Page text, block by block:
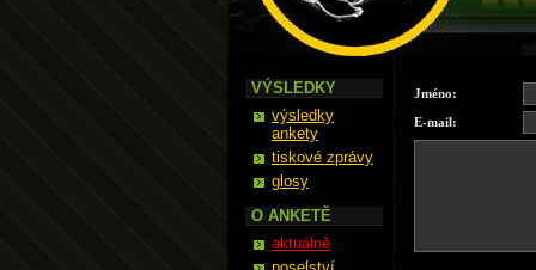
VÝSLEDKY
výsledky
ankety
tiskové zprávy
glosy
O ANKETĚ
aktuálně
Jméno:
E-mail: